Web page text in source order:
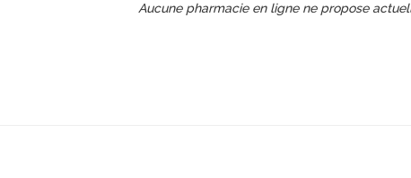
Aucune pharmacie en ligne ne propose